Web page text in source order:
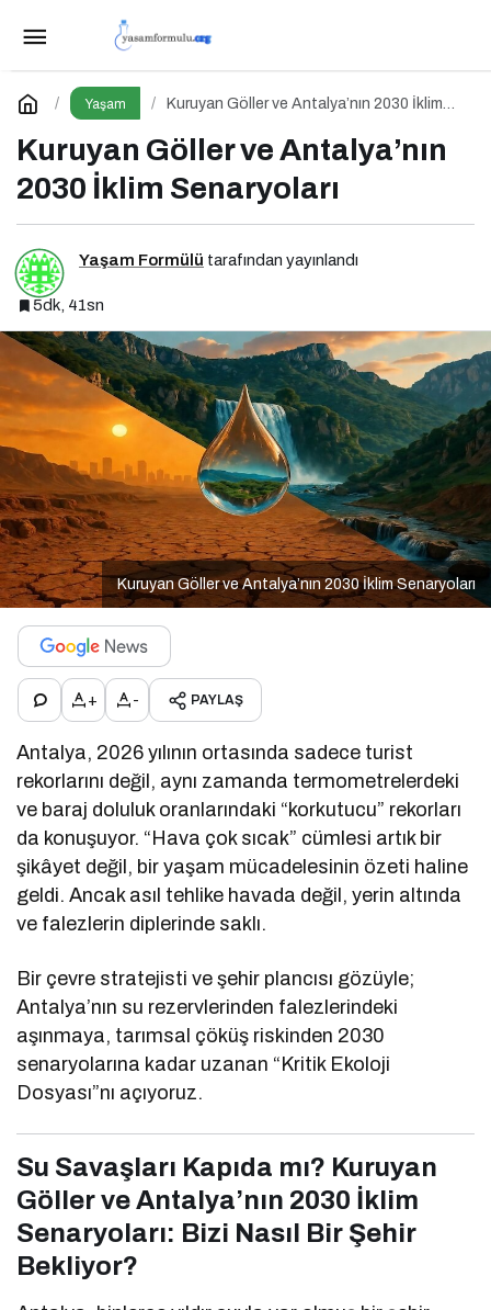
Yaşam
Kuruyan Göller ve Antalya’nın 2030 İklim
Kuruyan Göller ve Antalya’nın
2030 İklim Senaryoları
Yaşam Formülü tarafından yayınlandı
5dk, 41sn
Kuruyan Göller ve Antalya’nın 2030 İklim Senaryoları
+ - PAYLAŞ
Antalya, 2026 yılının ortasında sadece turist
rekorlarını değil, aynı zamanda termometrelerdeki
ve baraj doluluk oranlarındaki “korkutucu” rekorları
da konuşuyor. “Hava çok sıcak” cümlesi artık bir
şikâyet değil, bir yaşam mücadelesinin özeti haline
geldi. Ancak asıl tehlike havada değil, yerin altında
ve falezlerin diplerinde saklı.
Bir çevre stratejisti ve şehir plancısı gözüyle;
Antalya’nın su rezervlerinden falezlerindeki
aşınmaya, tarımsal çöküş riskinden 2030
senaryolarına kadar uzanan “Kritik Ekoloji
Dosyası”nı açıyoruz.
Su Savaşları Kapıda mı? Kuruyan
Göller ve Antalya’nın 2030 İklim
Senaryoları: Bizi Nasıl Bir Şehir
Bekliyor?
Dünya Yıldızları Roland Garros Öncesi
Antalya’da!
Yorum Yap